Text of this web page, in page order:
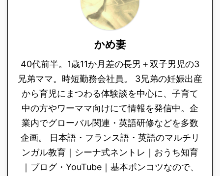
かめ妻
40代前半。1歳11か月差の長男＋双子男児の3
兄弟ママ。時短勤務会社員。 3兄弟の妊娠出産
から育児にまつわる体験談を中心に、子育て
中の方やワーママ向けにて情報を発信中。企
業内でグローバル関連・英語研修などを多数
企画。 日本語・フランス語・英語のマルチリ
ンガル教育｜シーナ式ネントレ｜おうち知育
｜ブログ・YouTube｜基本ポンコツなので、